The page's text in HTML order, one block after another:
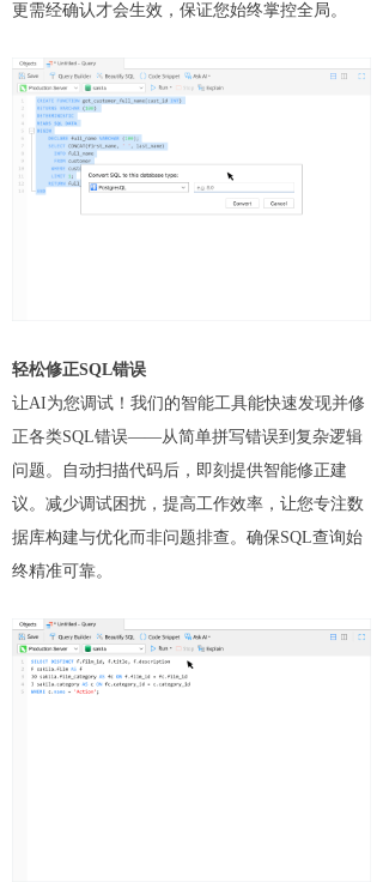
更需经确认才会生效，保证您始终掌控全局。
轻松修正SQL错误
让AI为您调试！我们的智能工具能快速发现并修
正各类SQL错误——从简单拼写错误到复杂逻辑
问题。自动扫描代码后，即刻提供智能修正建
议。减少调试困扰，提高工作效率，让您专注数
据库构建与优化而非问题排查。确保SQL查询始
终精准可靠。